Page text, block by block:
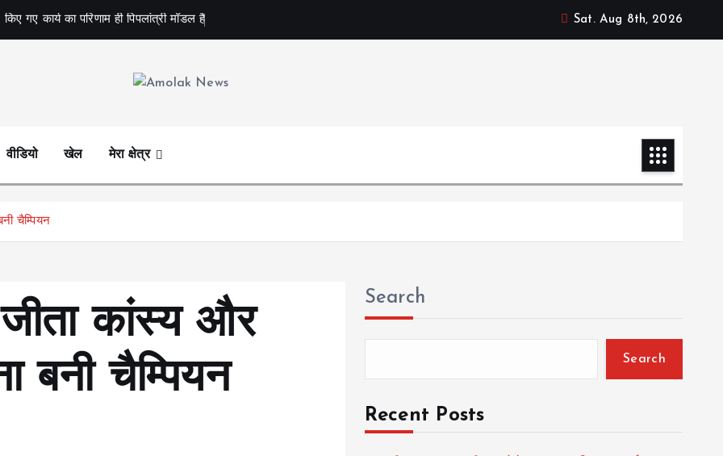
गए कार्य का परिणाम ही पिपलांत्री मॉडल है Sat. Aug 8th, 2026
वीडियो खेल मेरा क्षेत्र
चैम्पियन
कांस्य और
बनी चैम्पियन
Search
Search
Recent Posts